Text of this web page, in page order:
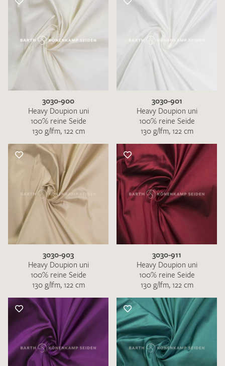
Ich bin damit einverstanden, dass meine angegebenen Daten
zur Beantwortung meiner Musteranfrage genutzt werden.
Die
Datenschutzbestimmungen habe ich zur Kenntnis
genommen und akzeptiere diese.
3030-900
Heavy Doupion uni
100% reine Seide
130 g/lfm, 122 cm
3030-901
Heavy Doupion uni
100% reine Seide
130 g/lfm, 122 cm
3030-903
Heavy Doupion uni
100% reine Seide
130 g/lfm, 122 cm
3030-911
Heavy Doupion uni
100% reine Seide
130 g/lfm, 122 cm